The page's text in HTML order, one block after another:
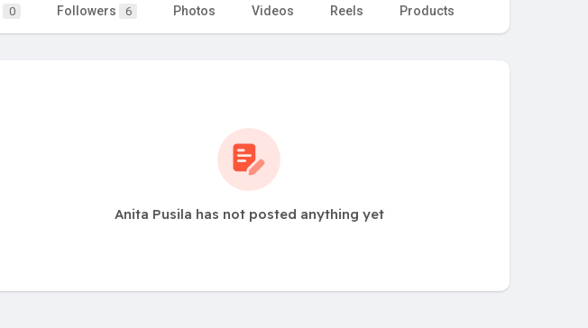
0 Followers 6 Photos Videos Reels Products
Anita Pusila has not posted anything yet